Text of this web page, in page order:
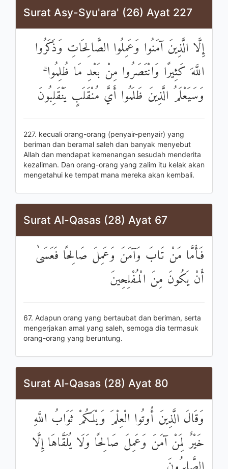
Surat Asy-Syu'ara' (26) Ayat 227
إِلَّا الَّذِينَ آمَنُوا وَعَمِلُوا الصَّالِحَاتِ وَذَكَرُوا
اللَّهَ كَثِيرًا وَانْتَصَرُوا مِنْ بَعْدِ مَا ظُلِمُوا ۗ
وَسَيَعْلَمُ الَّذِينَ ظَلَمُوا أَيَّ مُنْقَلَبٍ يَنْقَلِبُونَ
227. kecuali orang-orang (penyair-penyair) yang
beriman dan beramal saleh dan banyak menyebut
Allah dan mendapat kemenangan sesudah menderita
kezaliman. Dan orang-orang yang zalim itu kelak akan
mengetahui ke tempat mana mereka akan kembali.
Surat Al-Qasas (28) Ayat 67
فَأَمَّا مَنْ تَابَ وَآمَنَ وَعَمِلَ صَالِحًا فَعَسَىٰ
أَنْ يَكُونَ مِنَ الْمُفْلِحِينَ
67. Adapun orang yang bertaubat dan beriman, serta
mengerjakan amal yang saleh, semoga dia termasuk
orang-orang yang beruntung.
Surat Al-Qasas (28) Ayat 80
وَقَالَ الَّذِينَ أُوتُوا الْعِلْمَ وَيْلَكُمْ ثَوَابُ اللَّهِ
خَيْرٌ لِمَنْ آمَنَ وَعَمِلَ صَالِحًا وَلَا يُلَقَّاهَا إِلَّا